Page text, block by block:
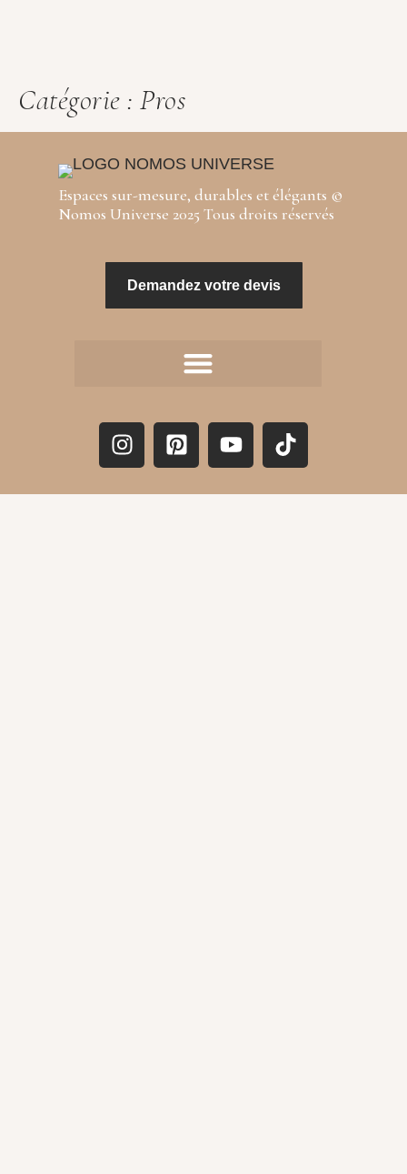
Catégorie : Pros
Espaces sur-mesure, durables et élégants ©
Nomos Universe 2025 Tous droits réservés
Demandez votre devis